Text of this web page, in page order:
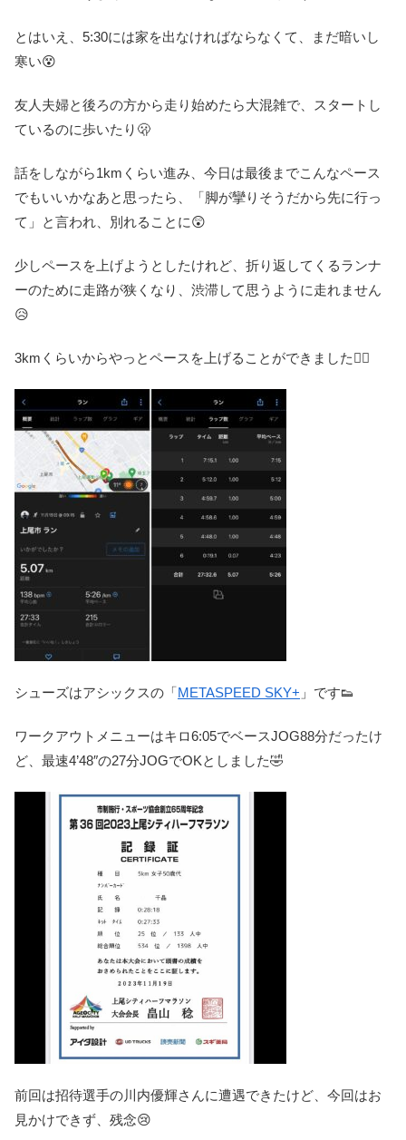
とはいえ、5:30には家を出なければならなくて、まだ暗いし
寒い😵
友人夫婦と後ろの方から走り始めたら大混雑で、スタートし
ているのに歩いたり🫢
話をしながら1kmくらい進み、今日は最後までこんなペース
でもいいかなあと思ったら、「脚が攣りそうだから先に行っ
て」と言われ、別れることに😲
少しペースを上げようとしたけれど、折り返してくるランナ
ーのために走路が狭くなり、渋滞して思うように走れません
😥
3kmくらいからやっとペースを上げることができました🏃‍♀️
シューズはアシックスの「METASPEED SKY+ 」です👟
ワークアウトメニューはキロ6:05でベースJOG88分だったけ
ど、最速4’48″の27分JOGでOKとしました🤣
前回は招待選手の川内優輝さんに遭遇できたけど、今回はお
見かけできず、残念😢